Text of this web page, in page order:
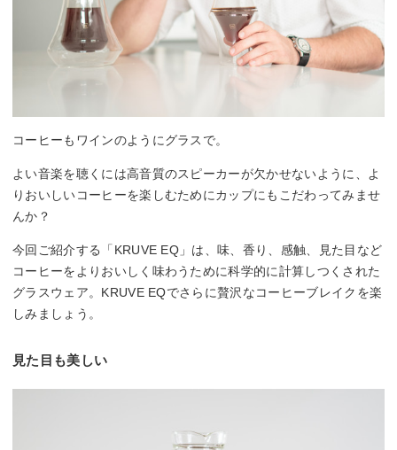
コーヒーもワインのようにグラスで。
よい音楽を聴くには高音質のスピーカーが欠かせないように、よ
りおいしいコーヒーを楽しむためにカップにもこだわってみませ
んか？
今回ご紹介する「KRUVE EQ」は、味、香り、感触、見た目など
コーヒーをよりおいしく味わうために科学的に計算しつくされた
グラスウェア。KRUVE EQでさらに贅沢なコーヒーブレイクを楽
しみましょう。
見た目も美しい